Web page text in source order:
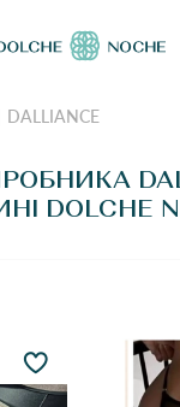
DALLIANCE
DOLCHE